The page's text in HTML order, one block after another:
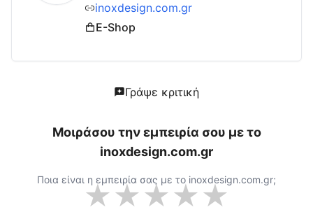
inoxdesign.com.gr
E-Shop
Γράψε κριτική
Μοιράσου την εμπειρία σου με το
inoxdesign.com.gr
Ποια είναι η εμπειρία σας με το inoxdesign.com.gr;
★★★★★